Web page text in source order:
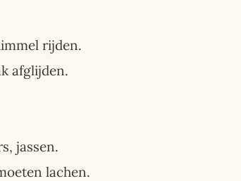
rijden.
afglijden.
jassen.
lachen.